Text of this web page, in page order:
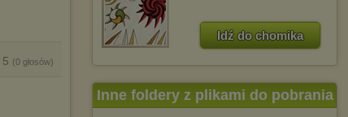
5 (0 głosów)
Idź do chomika
Inne foldery z plikami do pobrania